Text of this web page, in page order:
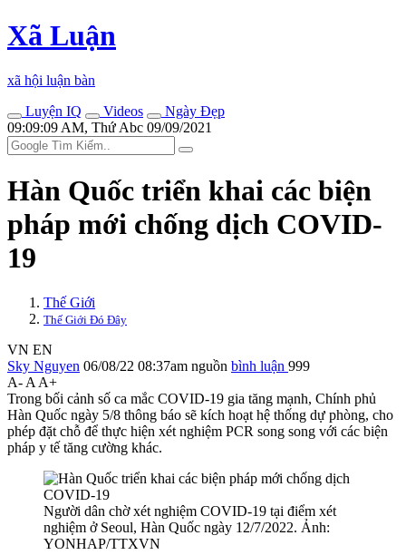
Xã Luận
xã hội luận bàn
Luyện IQ
Videos
Ngày Đẹp
09:09:09 AM, Thứ Abc 09/09/2021
Hàn Quốc triển khai các biện
pháp mới chống dịch COVID-
19
Thế Giới
Thế Giới Đó Đây
VN EN
Sky Nguyen 06/08/22 08:37am nguồn bình luận 999
A- A A+
Trong bối cảnh số ca mắc COVID-19 gia tăng mạnh, Chính phủ
Hàn Quốc ngày 5/8 thông báo sẽ kích hoạt hệ thống dự phòng, cho
phép đặt chỗ để thực hiện xét nghiệm PCR song song với các biện
pháp y tế tăng cường khác.
Người dân chờ xét nghiệm COVID-19 tại điểm xét
nghiệm ở Seoul, Hàn Quốc ngày 12/7/2022. Ảnh:
YONHAP/TTXVN